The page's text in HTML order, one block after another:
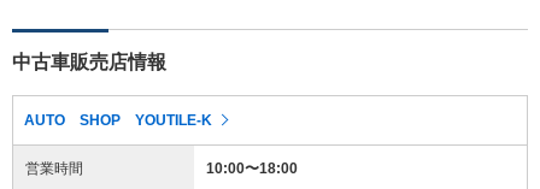
中古車販売店情報
AUTO SHOP YOUTILE-K
営業時間 10:00〜18:00